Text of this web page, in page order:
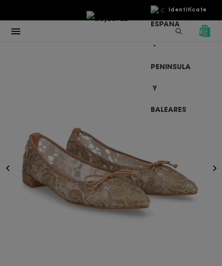
Identifícate
€